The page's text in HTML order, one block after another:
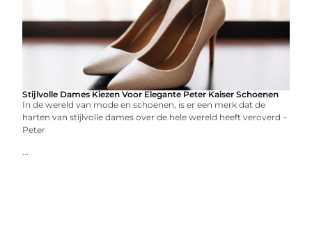
Stijlvolle Dames Kiezen Voor Elegante Peter Kaiser Schoenen
In de wereld van mode en schoenen, is er een merk dat de
harten van stijlvolle dames over de hele wereld heeft veroverd –
Peter
...